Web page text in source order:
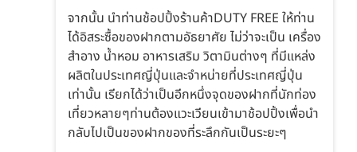
จากนั้น นำท่านช้อปปิ้งร้านค้าDUTY FREE ให้ท่าน
ได้อิสระซื้อของฝากตามอัธยาศัย ไม่ว่าจะเป็น เครื่อง
สำอาง น้ำหอม อาหารเสริม วิตามินต่างๆ ที่มีแหล่ง
ผลิตในประเทศญี่ปุ่นและจำหน่ายที่ประเทศญี่ปุ่น
เท่านั้น เรียกได้ว่าเป็นอีกหนึ่งจุดของฝากที่นักท่อง
เที่ยวหลายๆท่านต้องแวะเวียนเข้ามาช้อปปิ้งเพื่อนำ
กลับไปเป็นของฝากของที่ระลึกกันเป็นระยะๆ